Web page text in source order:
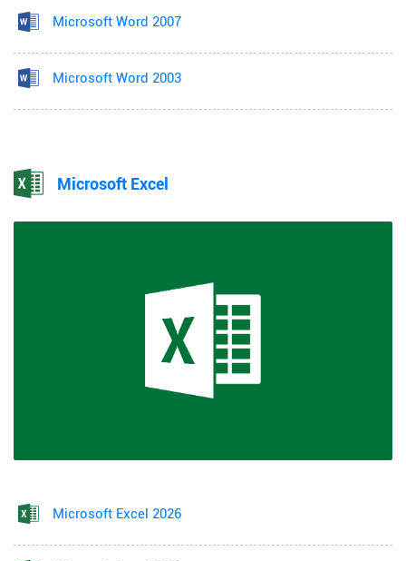
Microsoft Word 2007
Microsoft Word 2003
Microsoft Excel
Microsoft Excel 2026